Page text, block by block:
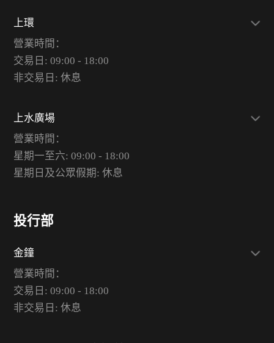
上環
營業時間：
交易日: 09:00 - 18:00
非交易日: 休息
上水廣場
營業時間：
星期一至六: 09:00 - 18:00
星期日及公眾假期: 休息
投行部
金鐘
營業時間：
交易日: 09:00 - 18:00
非交易日: 休息